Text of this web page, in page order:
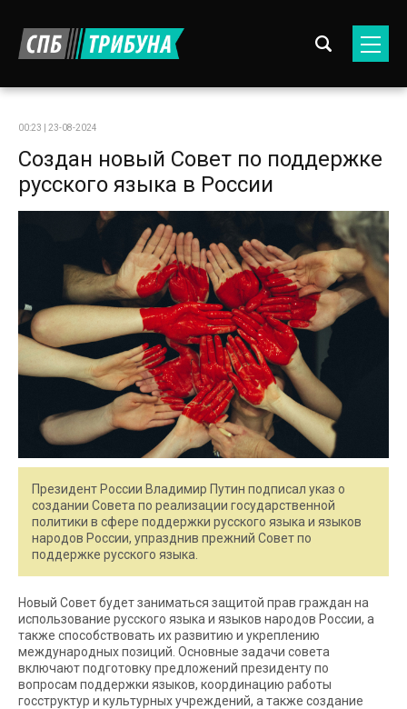
00:23 | 23-08-2024
Создан новый Совет по поддержке
русского языка в России
Президент России Владимир Путин подписал указ о
создании Совета по реализации государственной
политики в сфере поддержки русского языка и языков
народов России, упразднив прежний Совет по
поддержке русского языка.
Новый Совет будет заниматься защитой прав граждан на
использование русского языка и языков народов России, а
также способствовать их развитию и укреплению
международных позиций. Основные задачи совета
включают подготовку предложений президенту по
вопросам поддержки языков, координацию работы
госструктур и культурных учреждений, а также создание